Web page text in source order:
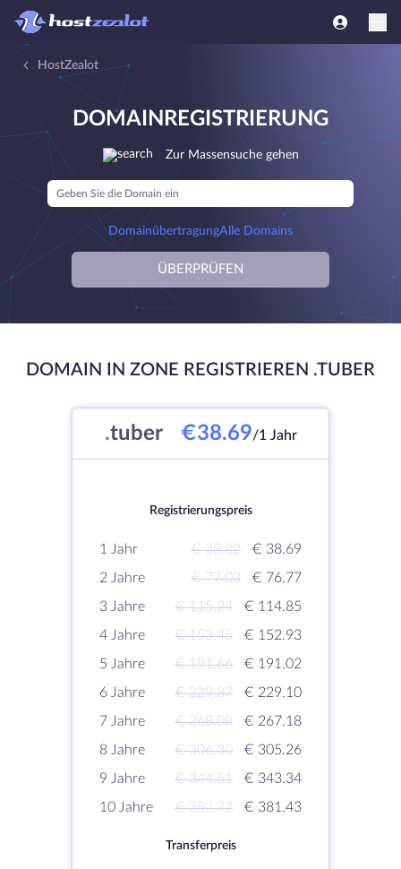
HostZealot
DOMAINREGISTRIERUNG
Zur Massensuche gehen
DomainübertragungAlle Domains
ÜBERPRÜFEN
DOMAIN IN ZONE REGISTRIEREN .TUBER
.tuber €38.69/1 Jahr
Registrierungspreis
1 Jahr € 38.82
€ 38.69
2 Jahre
€ 77.03
€ 76.77
3 Jahre
€ 115.24
€ 114.85
4 Jahre
€ 153.45
€ 152.93
5 Jahre
€ 191.66
€ 191.02
6 Jahre
€ 229.87
€ 229.10
7 Jahre
€ 268.08
€ 267.18
8 Jahre
€ 306.30
€ 305.26
9 Jahre
€ 344.51
€ 343.34
10 Jahre
€ 382.72 € 381.43
Transferpreis